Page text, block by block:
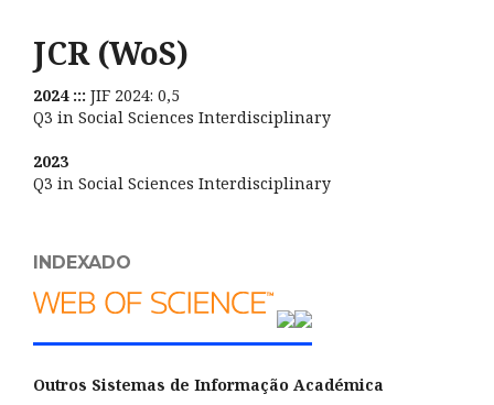
JCR (WoS)
2024 ::: JIF 2024: 0,5
Q3 in Social Sciences Interdisciplinary
2023
Q3 in Social Sciences Interdisciplinary
INDEXADO
Outros Sistemas de Informação Académica